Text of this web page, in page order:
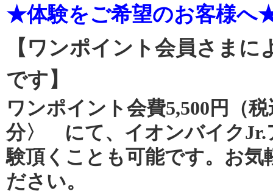
★体験をご希望のお客様へ
【ワンポイント会員さまに
です】
ワンポイント会費5,500円（
分〉 にて、イオンバイクJr.
験頂くことも可能です。お気
ださい。